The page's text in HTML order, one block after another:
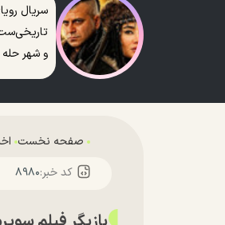
سریال
و شهر
صفحه نخست
کد خبر:۸۹۸۰